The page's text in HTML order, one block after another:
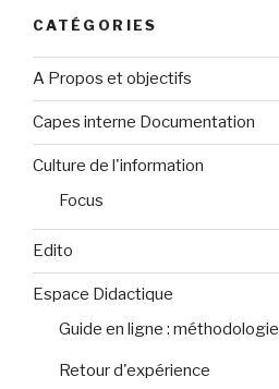
CATÉGORIES
A Propos et objectifs
Capes interne Documentation
Culture de l'information
Focus
Edito
Espace Didactique
Guide en ligne : méthodologie
Retour d'expérience